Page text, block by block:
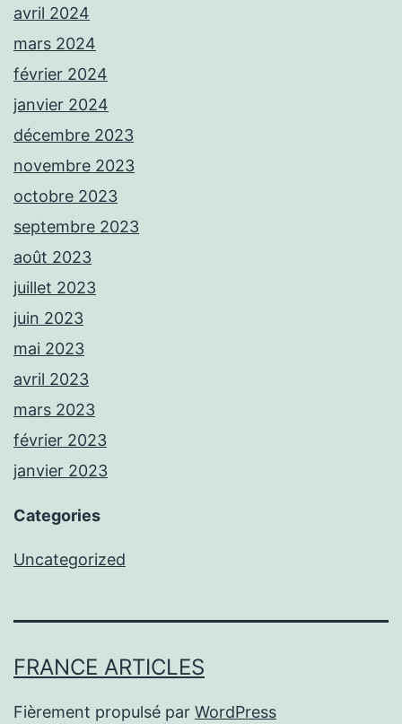
avril 2024
mars 2024
février 2024
janvier 2024
décembre 2023
novembre 2023
octobre 2023
septembre 2023
août 2023
juillet 2023
juin 2023
mai 2023
avril 2023
mars 2023
février 2023
janvier 2023
Categories
Uncategorized
FRANCE ARTICLES
Fièrement propulsé par WordPress